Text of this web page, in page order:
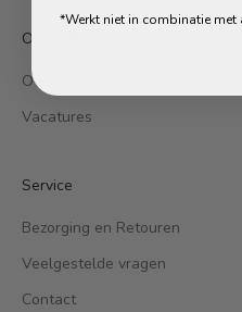
Over 4PRESIDENT
Over Ons
Vacatures
Service
Bezorging en Retouren
Veelgestelde vragen
Contact
*Werkt niet in combinatie